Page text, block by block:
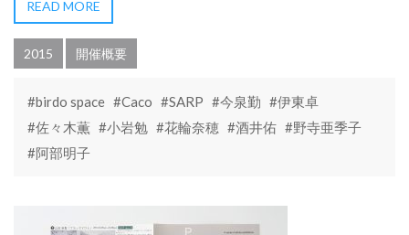
READ MORE
2015 開催概要
#birdo space #Caco #SARP #今泉勤 #伊東卓
#佐々木薫 #小岩勉 #花輪奈穂 #酒井佑 #野寺亜季子
#阿部明子